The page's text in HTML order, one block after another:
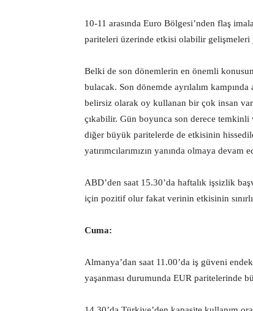
10-11 arasında Euro Bölgesi’nden flaş
pariteleri üzerinde etkisi olabilir gelişmeleri
Belki de son dönemlerin en önemli
bulacak. Son dönemde ayrılalım kampında
belirsiz olarak oy kullanan bir çok insan
çıkabilir. Gün boyunca son derece
diğer büyük paritelerde de etkisinin
yatırımcılarımızın yanında olmaya devam
ABD’den saat 15.30’da haftalık işsizlik
için pozitif olur fakat verinin etkisinin
Cuma:
Almanya’dan saat 11.00’da iş güveni
yaşanması durumunda EUR paritelerinde